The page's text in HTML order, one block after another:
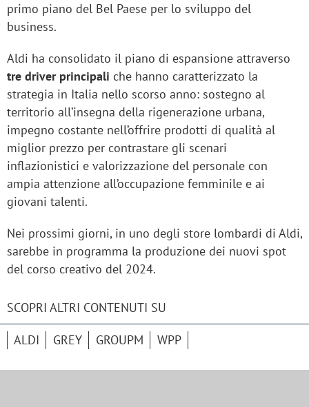
primo piano del Bel Paese per lo sviluppo del
business.
Aldi ha consolidato il piano di espansione attraverso
tre driver principali che hanno caratterizzato la
strategia in Italia nello scorso anno: sostegno al
territorio all’insegna della rigenerazione urbana,
impegno costante nell’offrire prodotti di qualità al
miglior prezzo per contrastare gli scenari
inflazionistici e valorizzazione del personale con
ampia attenzione all’occupazione femminile e ai
giovani talenti.
Nei prossimi giorni, in uno degli store lombardi di Aldi,
sarebbe in programma la produzione dei nuovi spot
del corso creativo del 2024.
SCOPRI ALTRI CONTENUTI SU
ALDI GREY GROUPM WPP